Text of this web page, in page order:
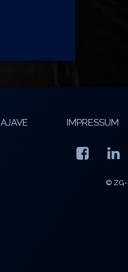
IMPRESSUM
© ZG-